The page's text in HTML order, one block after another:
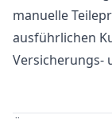
manuelle
ausführlichen
Versicherungs-